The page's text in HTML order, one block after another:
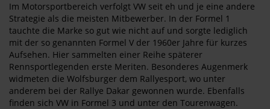
Im Motorsportbereich verfolgt VW seit eh und je eine andere
Strategie als die meisten Mitbewerber. In der Formel 1
tauchte die Marke so gut wie nicht auf und sorgte lediglich
mit der so genannten Formel V der 1960er Jahre für kurzes
Aufsehen. Hier sammelten einer Reihe späterer
Rennsportlegenden erste Meriten. Besonderes Augenmerk
widmeten die Wolfsburger dem Rallyesport, wo unter
anderem bei der Rallye Dakar gewonnen wurde. Ebenfalls
finden sich VW in Formel 3 und unter den Tourenwagen.